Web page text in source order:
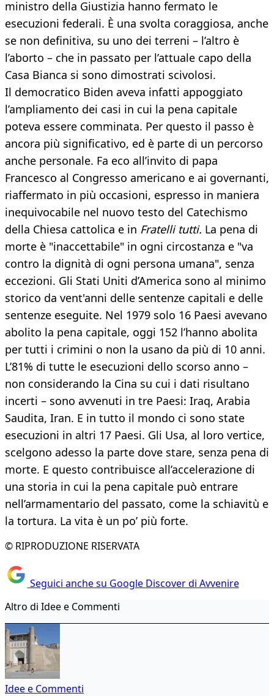
ministro della Giustizia hanno fermato le
esecuzioni federali. È una svolta coraggiosa, anche
se non definitiva, su uno dei terreni – l’altro è
l’aborto – che in passato per l’attuale capo della
Casa Bianca si sono dimostrati scivolosi.
Il democratico Biden aveva infatti appoggiato
l’ampliamento dei casi in cui la pena capitale
poteva essere comminata. Per questo il passo è
ancora più significativo, ed è parte di un percorso
anche personale. Fa eco all’invito di papa
Francesco al Congresso americano e ai governanti,
riaffermato in più occasioni, espresso in maniera
inequivocabile nel nuovo testo del Catechismo
della Chiesa cattolica e in Fratelli tutti. La pena di
morte è "inaccettabile" in ogni circostanza e "va
contro la dignità di ogni persona umana", senza
eccezioni. Gli Stati Uniti d’America sono al minimo
storico da vent'anni delle sentenze capitali e delle
sentenze eseguite. Nel 1979 solo 16 Paesi avevano
abolito la pena capitale, oggi 152 l’hanno abolita
per tutti i crimini o non la usano da più di 10 anni.
L’81% di tutte le esecuzioni dello scorso anno –
non considerando la Cina su cui i dati risultano
incerti – sono avvenuti in tre Paesi: Iraq, Arabia
Saudita, Iran. E in tutto il mondo ci sono state
esecuzioni in altri 17 Paesi. Gli Usa, al loro vertice,
scelgono adesso la parte dove stare, senza pena di
morte. E questo contribuisce all’accelerazione di
una storia in cui la pena capitale può entrare
nell’armamentario del passato, come la schiavitù e
la tortura. La vita è un po’ più forte.
© RIPRODUZIONE RISERVATA
Seguici anche su Google Discover di Avvenire
Altro di Idee e Commenti
Idee e Commenti